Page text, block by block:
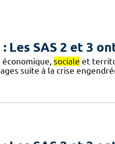
Les SAS 2 et 3
économique, sociale et
suite à la crise